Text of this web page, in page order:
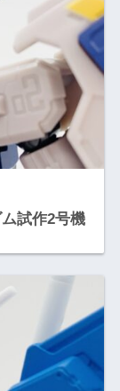
試作2号機